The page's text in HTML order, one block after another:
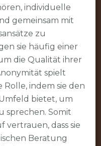
individuelle
gemeinsam mit
zu
sie häufig einer
die Qualität ihrer
spielt
indem sie den
bietet, um
sprechen. Somit
vertrauen, dass sie
Beratung